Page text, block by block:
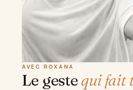
AVEC ROXANA
Le geste qui fait